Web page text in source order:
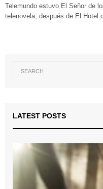
Telemundo estuvo El Señor de
telenovela, después de El Hotel
LATEST POSTS